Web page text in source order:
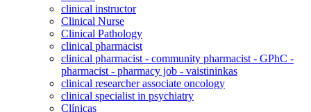
clinical instructor
Clinical Nurse
Clinical Pathology
clinical pharmacist
clinical pharmacist - community pharmacist - GPhC -
pharmacist - pharmacy job - vaistininkas
clinical researcher associate oncology
clinical specialist in psychiatry
Clínicas